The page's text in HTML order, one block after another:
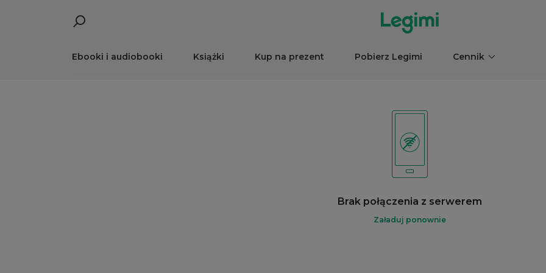
Ebooki i audiobooki Książki Kup na prezent Pobierz Legimi Cennik
Brak połączenia z serwerem
Załaduj ponownie